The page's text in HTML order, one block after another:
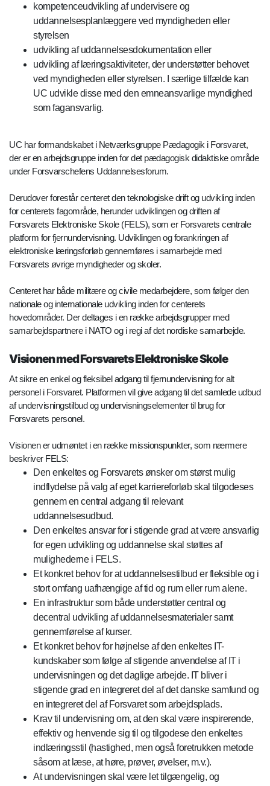
kompetenceudvikling af undervisere og
uddannelsesplanlæggere ved myndigheden eller
styrelsen
udvikling af uddannelsesdokumentation eller
udvikling af læringsaktiviteter, der understøtter behovet
ved myndigheden eller styrelsen. I særlige tilfælde kan
UC udvikle disse med den emneansvarlige myndighed
som fagansvarlig.
UC har formandskabet i Netværksgruppe Pædagogik i Forsvaret,
der er en arbejdsgruppe inden for det pædagogisk didaktiske område
under Forsvarschefens Uddannelsesforum.
Derudover forestår centeret den teknologiske drift og udvikling inden
for centerets fagområde, herunder udviklingen og driften af
Forsvarets Elektroniske Skole (FELS), som er Forsvarets centrale
platform for fjernundervisning. Udviklingen og forankringen af
elektroniske læringsforløb gennemføres i samarbejde med
Forsvarets øvrige myndigheder og skoler.
Centeret har både militære og civile medarbejdere, som følger den
nationale og internationale udvikling inden for centerets
hovedområder. Der deltages i en række arbejdsgrupper med
samarbejdspartnere i NATO og i regi af det nordiske samarbejde.
Visionen med Forsvarets Elektroniske Skole
At sikre en enkel og fleksibel adgang til fjernundervisning for alt
personel i Forsvaret. Platformen vil give adgang til det samlede udbud
af undervisningstilbud og undervisningselementer til brug for
Forsvarets personel.
Visionen er udmøntet i en række missionspunkter, som nærmere
beskriver FELS:
Den enkeltes og Forsvarets ønsker om størst mulig
indflydelse på valg af eget karriereforløb skal tilgodeses
gennem en central adgang til relevant
uddannelsesudbud.
Den enkeltes ansvar for i stigende grad at være ansvarlig
for egen udvikling og uddannelse skal støttes af
mulighederne i FELS.
Et konkret behov for at uddannelsestilbud er fleksible og i
stort omfang uafhængige af tid og rum eller rum alene.
En infrastruktur som både understøtter central og
decentral udvikling af uddannelsesmaterialer samt
gennemførelse af kurser.
Et konkret behov for højnelse af den enkeltes IT-
kundskaber som følge af stigende anvendelse af IT i
undervisningen og det daglige arbejde. IT bliver i
stigende grad en integreret del af det danske samfund og
en integreret del af Forsvaret som arbejdsplads.
Krav til undervisning om, at den skal være inspirerende,
effektiv og henvende sig til og tilgodese den enkeltes
indlæringsstil (hastighed, men også foretrukken metode
såsom at læse, at høre, prøver, øvelser, m.v.).
At undervisningen skal være let tilgængelig, og